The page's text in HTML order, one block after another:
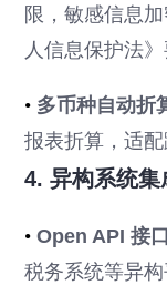
限，敏感信息
人信息保护法》
• 多币种自动折
报表折算，适配
4. 异构系统集
•Open API 接口
税务系统等异